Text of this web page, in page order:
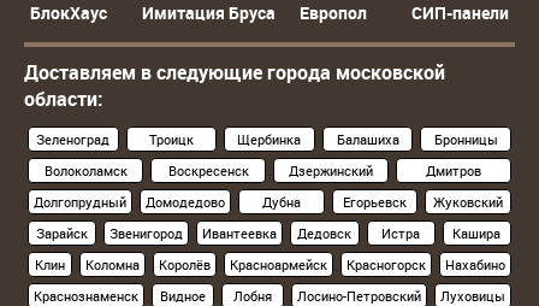
БлокХаус
Имитация Бруса Европол СИП-панели
Доставляем в следующие города московской
области:
Зеленоград Троицк Щербинка Балашиха
Бронницы
Волоколамск
Воскресенск Дзержинский
Дмитров
Долгопрудный
Домодедово Дубна Егорьевск
Жуковский
Зарайск
Звенигород Ивантеевка Дедовск Истра
Кашира
Клин
Коломна Королёв Красноармейск Красногорск
Нахабино
Краснознаменск
Видное Лобня Лосино-Петровский
Луховицы